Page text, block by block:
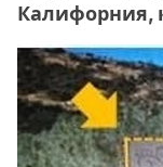
Калифорния,